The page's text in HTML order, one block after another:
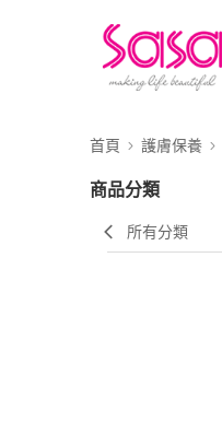
首頁 護膚保養
商品分類
所有分類